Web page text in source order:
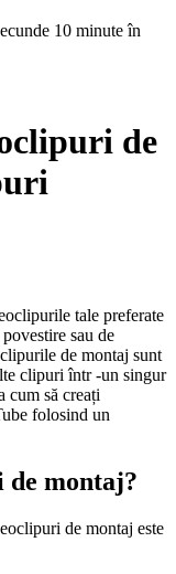
10 minute în
de
tale preferate
sau de
de montaj sunt
clipuri într -un singur
cum să creați
folosind un
de montaj?
de montaj este